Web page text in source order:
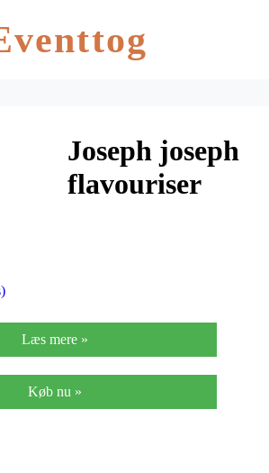
Joseph joseph
flavouriser
Læs mere »
Køb nu »